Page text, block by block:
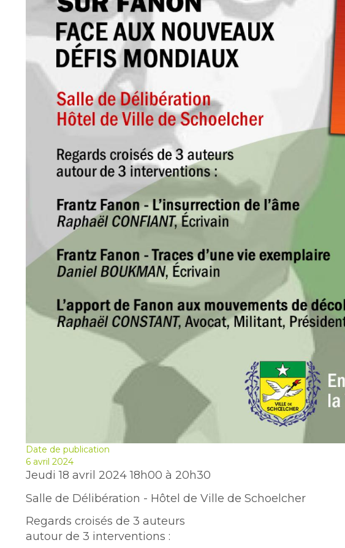
Date de publication
6 avril 2024
Jeudi 18 avril 2024 18h00 à 20h30
Salle de Délibération - Hôtel de Ville de Schoelcher
Regards croisés de 3 auteurs
autour de 3 interventions :